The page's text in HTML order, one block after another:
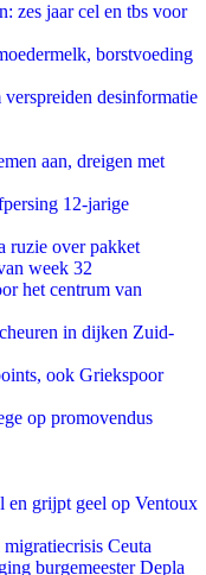
zes jaar cel en tbs voor
borstvoeding
desinformatie
aan, dreigen met
12-jarige
ruzie over pakket
week 32
het centrum van
in dijken Zuid-
ook Griekspoor
op promovendus
en grijpt geel op Ventoux
Ceuta
burgemeester Depla